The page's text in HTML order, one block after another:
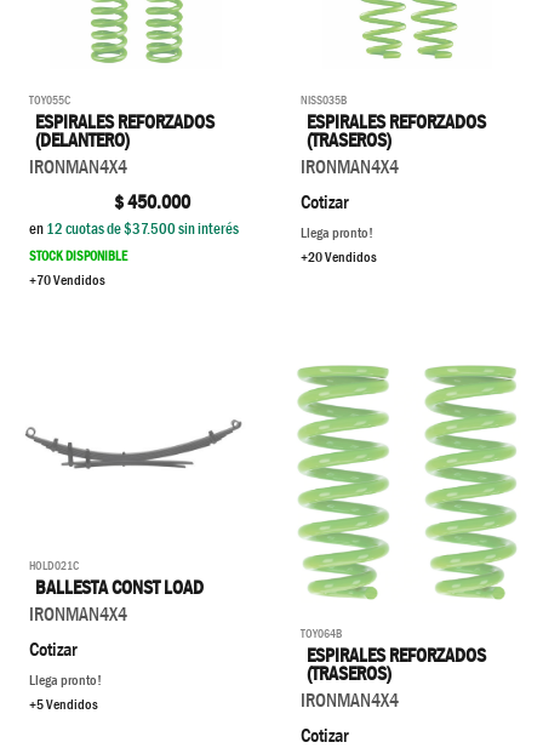
TOY055C
ESPIRALES REFORZADOS
(DELANTERO)
IRONMAN4X4
$450.000
en12cuotas de $37.500sin interés
STOCK DISPONIBLE
+70 Vendidos
NISS035B
ESPIRALES REFORZADOS
(TRASEROS)
IRONMAN4X4
Cotizar
Llega pronto!
+20 Vendidos
HOLD021C
BALLESTA CONST LOAD
IRONMAN4X4
Cotizar
Llega pronto!
+5 Vendidos
TOY064B
ESPIRALES REFORZADOS
(TRASEROS)
IRONMAN4X4
Cotizar